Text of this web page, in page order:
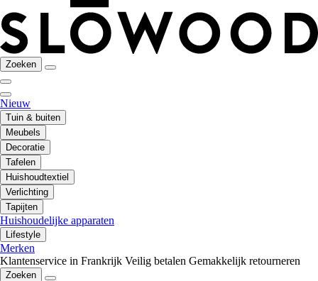
Zoeken
Nieuw
Tuin & buiten
Meubels
Decoratie
Tafelen
Huishoudtextiel
Verlichting
Tapijten
Huishoudelijke apparaten
Lifestyle
Merken
Klantenservice in Frankrijk Veilig betalen Gemakkelijk retourneren
Zoeken